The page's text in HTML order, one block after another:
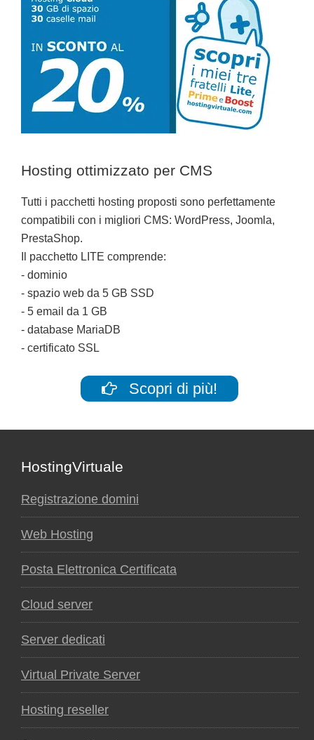
Hosting ottimizzato per CMS
Tutti i pacchetti hosting proposti sono perfettamente
compatibili con i migliori CMS: WordPress, Joomla,
PrestaShop.
Il pacchetto LITE comprende:
- dominio
- spazio web da 5 GB SSD
- 5 email da 1 GB
- database MariaDB
- certificato SSL
Scopri di più!
Footer
HostingVirtuale
Registrazione domini
Web Hosting
Posta Elettronica Certificata
Cloud server
Server dedicati
Virtual Private Server
Hosting reseller